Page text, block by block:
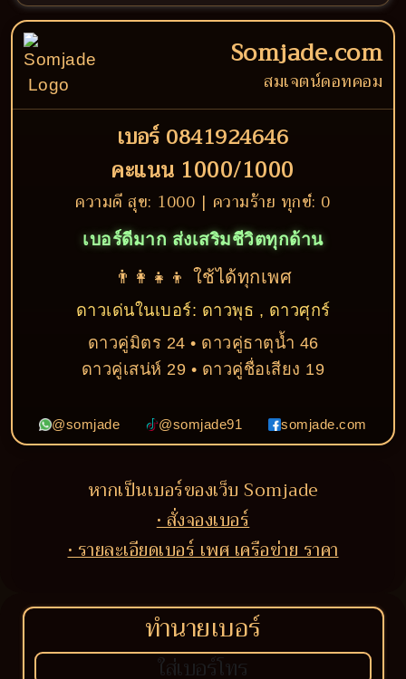
Somjade.com
สมเจตน์ดอทคอม
เบอร์ 0841924646
คะแนน 1000/1000
ความดี สุข: 1000 | ความร้าย ทุกข์: 0
เบอร์ดีมาก ส่งเสริมชีวิตทุกด้าน
👨‍👩‍👧‍👦 ใช้ได้ทุกเพศ
ดาวเด่นในเบอร์: ดาวพุธ , ดาวศุกร์
ดาวคู่มิตร 24 • ดาวคู่ธาตุน้ำ 46
ดาวคู่เสน่ห์ 29 • ดาวคู่ชื่อเสียง 19
@somjade @somjade91 somjade.com
หากเป็นเบอร์ของเว็บ Somjade
• สั่งจองเบอร์
• รายละเอียดเบอร์ เพศ เครือข่าย ราคา
ทำนายเบอร์